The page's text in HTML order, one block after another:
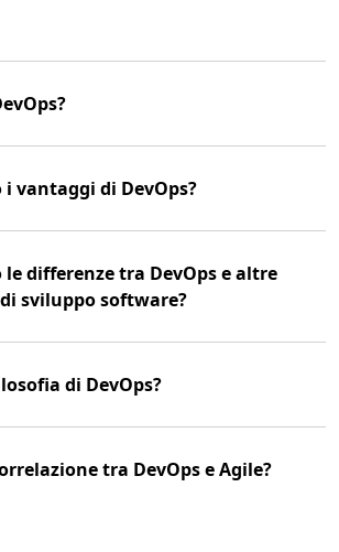
vantaggi di DevOps?
le differenze tra DevOps e altre
sviluppo software?
di DevOps?
tra DevOps e Agile?